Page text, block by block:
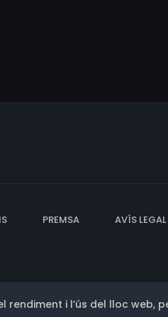
PREMSA AVÍS LEGAL
i l’ús del lloc web,